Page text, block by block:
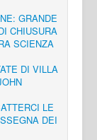
GRANDE
CHIUSURA
SCIENZA
DI VILLA
LE
DEI